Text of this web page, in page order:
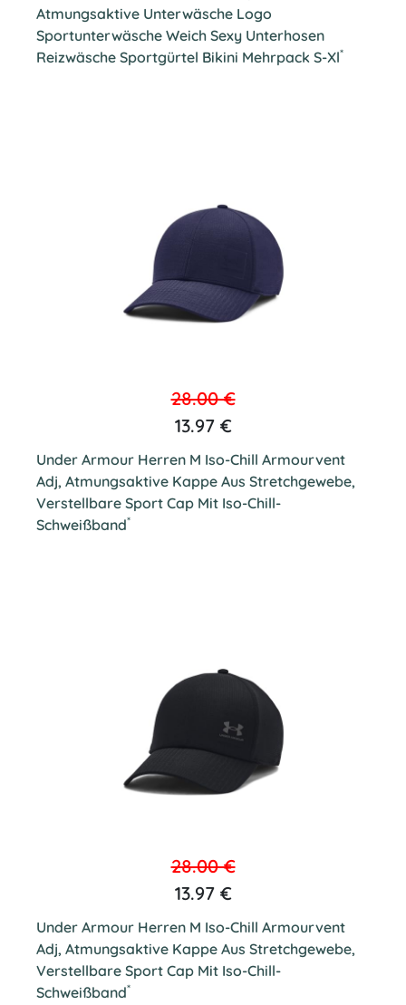
Atmungsaktive Unterwäsche Logo
Sportunterwäsche Weich Sexy Unterhosen
Reizwäsche Sportgürtel Bikini Mehrpack S-Xl*
28.00 €
13.97 €
Under Armour Herren M Iso-Chill Armourvent
Adj, Atmungsaktive Kappe Aus Stretchgewebe,
Verstellbare Sport Cap Mit Iso-Chill-
Schweißband*
28.00 €
13.97 €
Under Armour Herren M Iso-Chill Armourvent
Adj, Atmungsaktive Kappe Aus Stretchgewebe,
Verstellbare Sport Cap Mit Iso-Chill-
Schweißband*